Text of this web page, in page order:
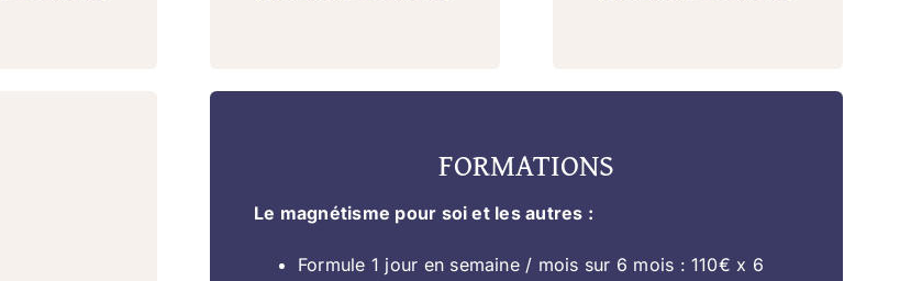
FORMATIONS
Le magnétisme pour soi et les autres :
Formule 1 jour en semaine / mois sur 6 mois : 110€ x 6